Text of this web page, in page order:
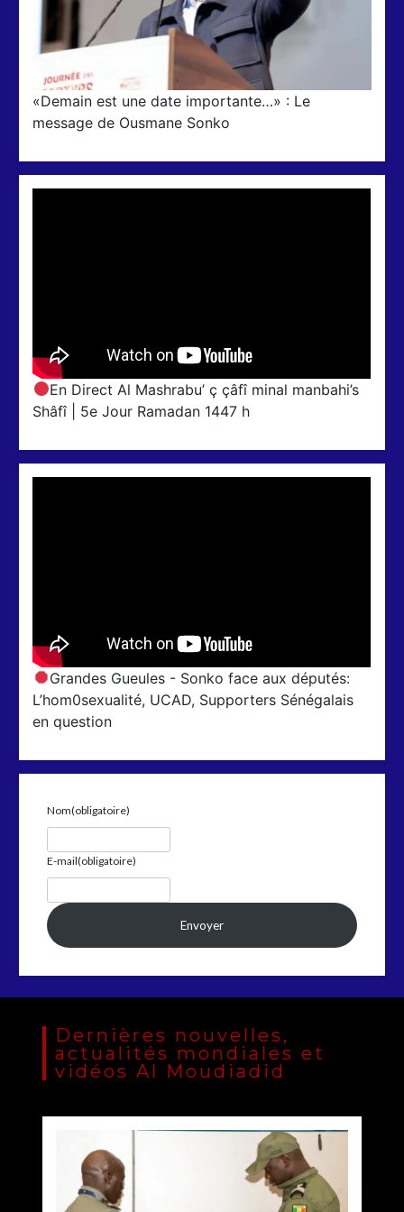
«Demain est une date importante…» : Le
message de Ousmane Sonko
En Direct Al Mashrabu’ ç çâfî minal manbahi’s
Shâfî | 5e Jour Ramadan 1447 h
Grandes Gueules - Sonko face aux députés:
L’hom0sexualité, UCAD, Supporters Sénégalais
en question
Nom(obligatoire)
E-mail(obligatoire)
Envoyer
Dernières nouvelles,
actualités mondiales et
vidéos Al Moudiadid